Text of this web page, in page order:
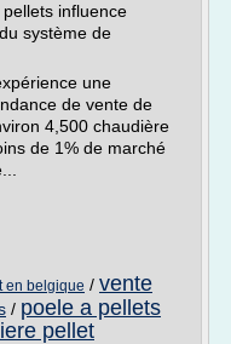
influence
système de
une
de vente de
4,500 chaudière
de 1% de marché
en belgique / vente
/ poele a pellets
pellet